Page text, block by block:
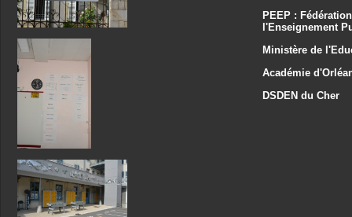
PEEP :
l'Enseignement
Ministère de
Académie
DSDEN du Cher